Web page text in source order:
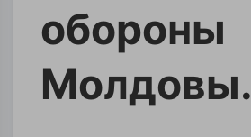
обороны
Молдовы.